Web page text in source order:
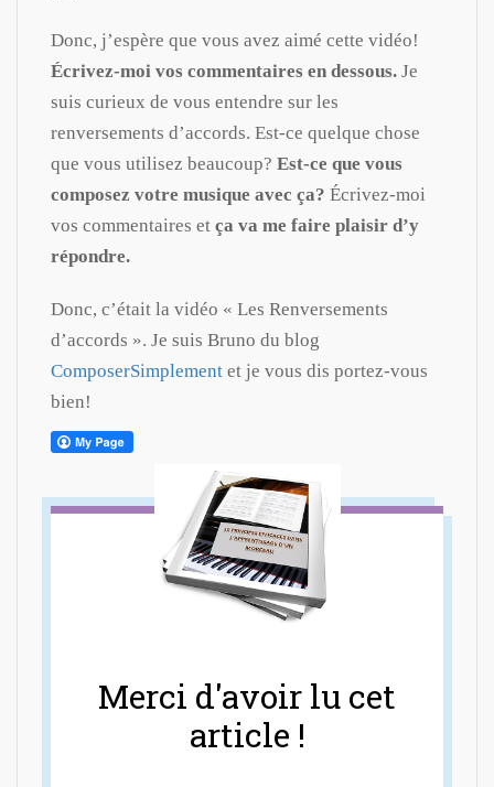
Donc, j’espère que vous avez aimé cette vidéo!
Écrivez-moi vos commentaires en dessous. Je
suis curieux de vous entendre sur les
renversements d’accords. Est-ce quelque chose
que vous utilisez beaucoup? Est-ce que vous
composez votre musique avec ça? Écrivez-moi
vos commentaires et ça va me faire plaisir d’y
répondre.
Donc, c’était la vidéo « Les Renversements
d’accords ». Je suis Bruno du blog
ComposerSimplement et je vous dis portez-vous
bien!
Merci d'avoir lu cet
article !